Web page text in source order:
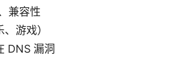
兼容性
游戏）
DNS 漏洞